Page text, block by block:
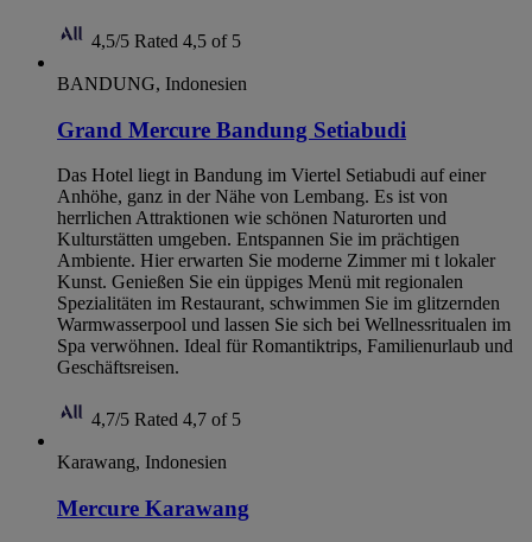
4,5/5 Rated 4,5 of 5
BANDUNG, Indonesien
Grand Mercure Bandung Setiabudi
Das Hotel liegt in Bandung im Viertel Setiabudi auf einer
Anhöhe, ganz in der Nähe von Lembang. Es ist von
herrlichen Attraktionen wie schönen Naturorten und
Kulturstätten umgeben. Entspannen Sie im prächtigen
Ambiente. Hier erwarten Sie moderne Zimmer mi t lokaler
Kunst. Genießen Sie ein üppiges Menü mit regionalen
Spezialitäten im Restaurant, schwimmen Sie im glitzernden
Warmwasserpool und lassen Sie sich bei Wellnessritualen im
Spa verwöhnen. Ideal für Romantiktrips, Familienurlaub und
Geschäftsreisen.
4,7/5 Rated 4,7 of 5
Karawang, Indonesien
Mercure Karawang